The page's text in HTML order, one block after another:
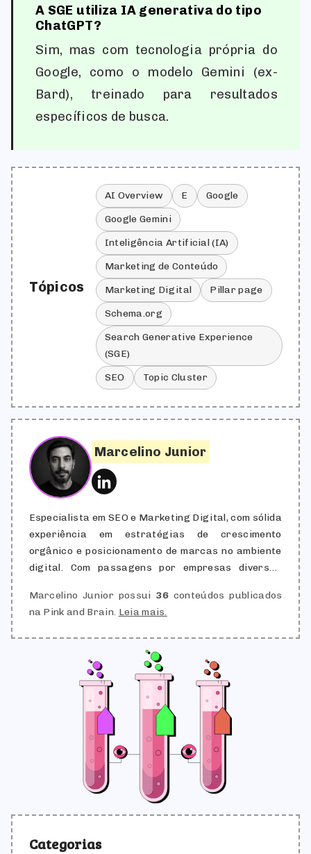
A SGE utiliza IA generativa do tipo
ChatGPT?
Sim, mas com tecnologia própria do
Google, como o modelo Gemini (ex-
Bard), treinado para resultados
específicos de busca.
Tópicos
AI Overview E
Google
Google Gemini
Inteligência Artificial (IA)
Marketing de Conteúdo
Marketing Digital
Pillar page
Schema.org
Search Generative Experience
(SGE)
SEO
Topic Cluster
Marcelino Junior
Especialista em SEO e Marketing Digital, com sólida
experiência em estratégias de crescimento
orgânico e posicionamento de marcas no ambiente
digital. Com passagens por empresas diversas
alcançarem milhões de acessos mensais através de
técnicas avançadas de otimização para
Marcelino Junior possui 36conteúdos publicados
na Pink and Brain. Leia mais.
Categorias